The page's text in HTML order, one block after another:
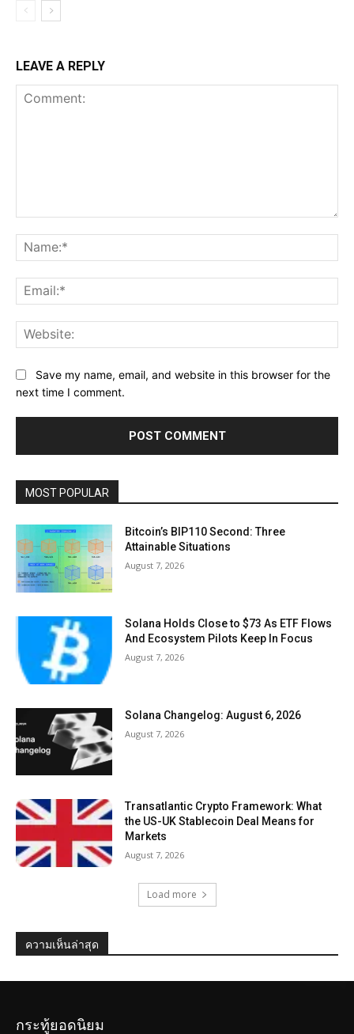
LEAVE A REPLY
Save my name, email, and website in this browser for the
next time I comment.
MOST POPULAR
Bitcoin’s BIP110 Second: Three
Attainable Situations
August 7, 2026
Solana Holds Close to $73 As ETF Flows
And Ecosystem Pilots Keep In Focus
August 7, 2026
Solana Changelog: August 6, 2026
August 7, 2026
Transatlantic Crypto Framework: What
the US-UK Stablecoin Deal Means for
Markets
August 7, 2026
Load more
ความเห็นล่าสุด
กระทู้ยอดนิยม